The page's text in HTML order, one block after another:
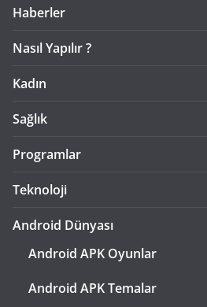
Haberler
Nasıl Yapılır ?
Kadın
Sağlık
Programlar
Teknoloji
Android Dünyası
Android APK Oyunlar
Android APK Temalar